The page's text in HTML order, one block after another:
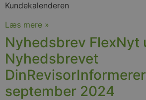
Kundekalenderen
Læs mere »
Nyhedsbrev FlexNyt
Nyhedsbrevet
september 2024